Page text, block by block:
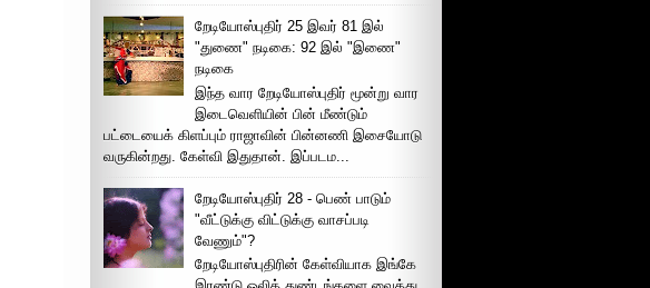
றேடியோஸ்புதிர் 25 இவர் 81 இல்
"துணை" நடிகை: 92 இல் "இணை"
நடிகை
இந்த வார றேடியோஸ்புதிர் மூன்று வார
இடைவெளியின் பின் மீண்டும்
பட்டையைக் கிளப்பும் ராஜாவின் பின்னணி இசையோடு
வருகின்றது. கேள்வி இதுதான். இப்படம...
றேடியோஸ்புதிர் 28 - பெண் பாடும்
"வீட்டுக்கு விட்டுக்கு வாசப்படி
வேணும்"?
றேடியோஸ்புதிரின் கேள்வியாக இங்கே